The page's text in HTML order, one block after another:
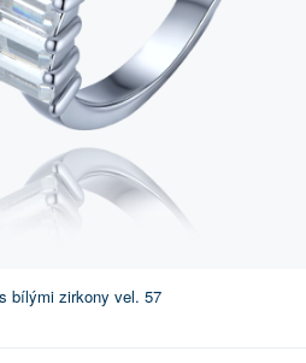
bílými zirkony vel. 57